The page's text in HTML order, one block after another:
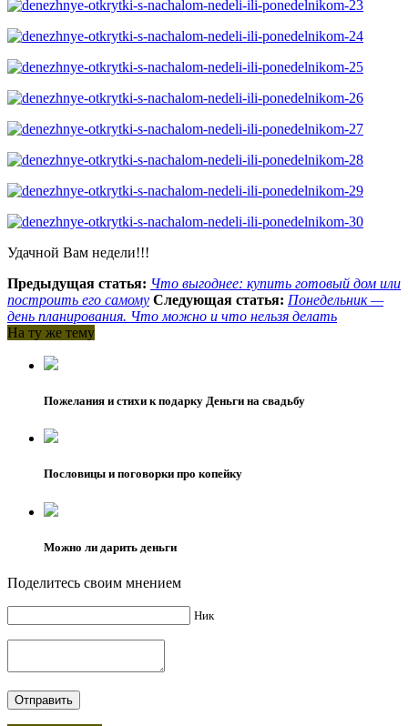
Удачной Вам недели!!!
Предыдущая статья: Что выгоднее: купить готовый дом или
построить его самому Следующая статья: Понедельник —
день планирования. Что можно и что нельзя делать
На ту же тему
Пожелания и стихи к подарку Деньги на свадьбу
Пословицы и поговорки про копейку
Можно ли дарить деньги
Поделитесь своим мнением
Ник